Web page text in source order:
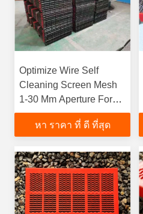
Optimize Wire Self
Cleaning Screen Mesh
1-30 Mm Aperture For
Mining Industrialfunction
gtElInit() {var lib = new
'th', function () {});}
หา ราคา ที่ ดี ที่สุด